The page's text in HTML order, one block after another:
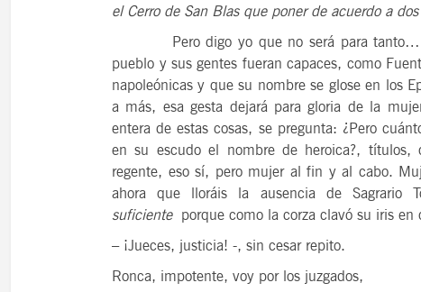
el Cerro de San Blas que poner de acuerdo a
Pero digo yo que no será para tanto… no
pueblo y sus gentes fueran capaces, como
napoleónicas y que su nombre se glose en los
a más, esa gesta dejará para gloria de la
entera de estas cosas, se pregunta: ¿Pero
en su escudo el nombre de heroica?,
regente, eso sí, pero mujer al fin y al cabo.
ahora que lloráis la ausencia de Sagrario
suficienteporque como la corza clavó su iris en
– ¡Jueces, justicia! -, sin cesar repito.
Ronca, impotente, voy por los juzgados,